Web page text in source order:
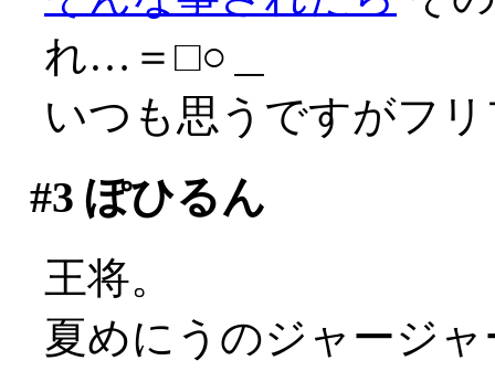
れ…＝□○＿
いつも思うですがフ
#3 ぽひるん
王将。
夏めにうのジャージ